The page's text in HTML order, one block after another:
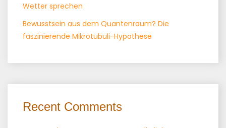
Wetter sprechen
Bewusstsein aus dem Quantenraum? Die
faszinierende Mikrotubuli-Hypothese
Recent Comments